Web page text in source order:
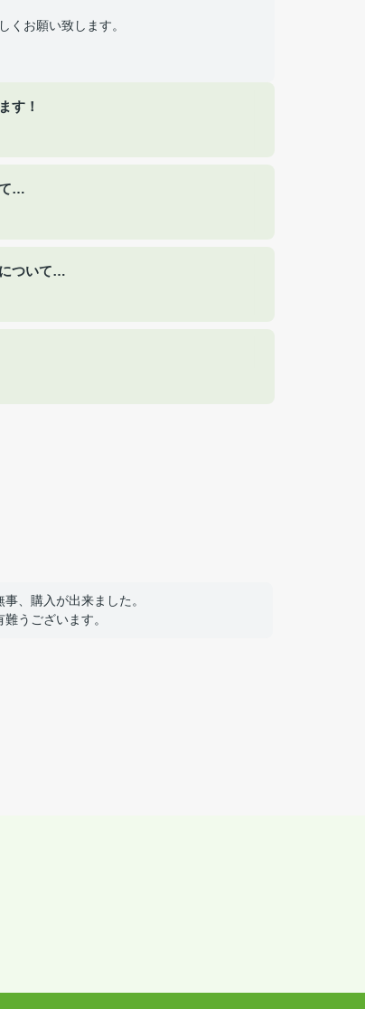
くお願い致します。
す！
て…
ついて…
事、購入が出来ました。
難うございます。